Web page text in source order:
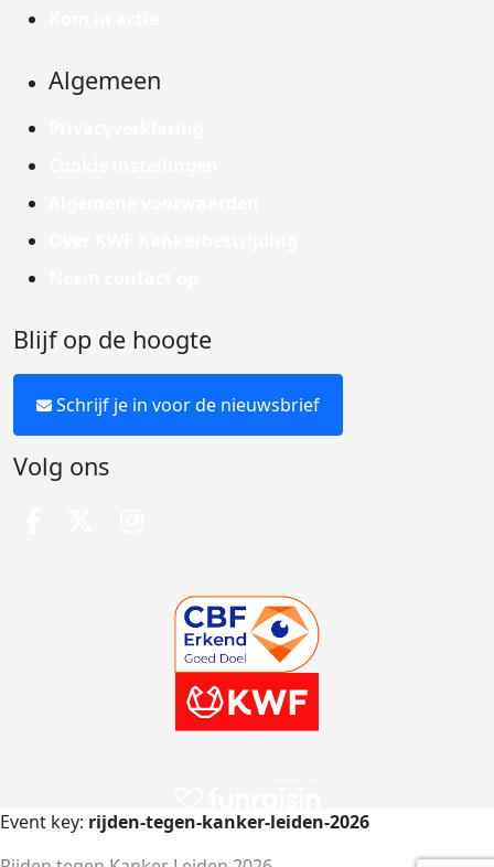
Algemeen
Blijf op de hoogte
Schrijf je in voor de nieuwsbrief
Volg ons
Event key: rijden-tegen-kanker-leiden-2026